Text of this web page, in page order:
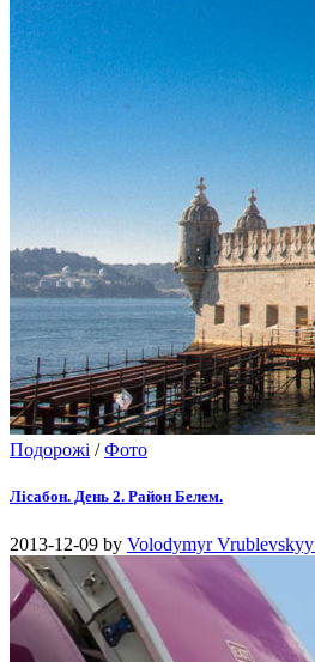
Подорожі /Фото
Лісабон. День 2. Район Белем.
2013-12-09 by Volodymyr Vrublevskyy